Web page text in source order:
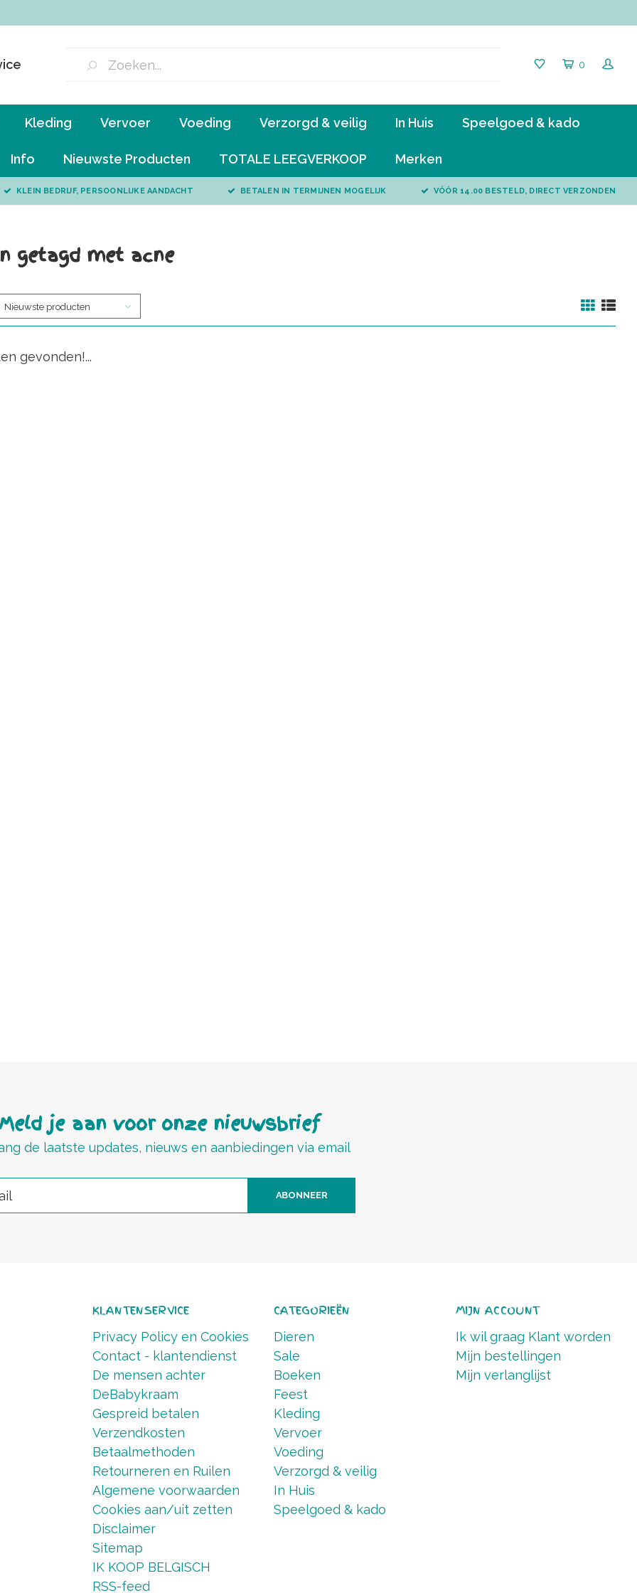
0
Kleding Vervoer Voeding Verzorgd & veilig In Huis Speelgoed & kado
Info Nieuwste Producten TOTALE LEEGVERKOOP Merken
KLEIN BEDRIJF, PERSOONLIJKE AANDACHT BETALEN IN TERMIJNEN MOGELIJK VÓÓR 14.00 BESTELD, DIRECT VERZONDEN
getagd met acne
Nieuwste producten
gevonden!...
je aan voor onze nieuwsbrief
de laatste updates, nieuws en aanbiedingen via email
ABONNEER
KLANTENSERVICE
Privacy Policy en Cookies
Contact - klantendienst
De mensen achter
DeBabykraam
Gespreid betalen
Verzendkosten
Betaalmethoden
Retourneren en Ruilen
Algemene voorwaarden
Cookies aan/uit zetten
Disclaimer
Sitemap
IK KOOP BELGISCH
RSS-feed
CATEGORIEËN
Dieren
Sale
Boeken
Feest
Kleding
Vervoer
Voeding
Verzorgd & veilig
In Huis
Speelgoed & kado
MIJN ACCOUNT
Ik wil graag Klant worden
Mijn bestellingen
Mijn verlanglijst